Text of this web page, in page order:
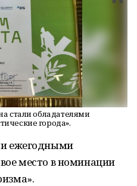
стали обладателями
города».
ежегодными
место в номинации